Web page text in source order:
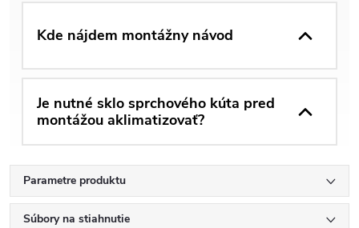
Kde nájdem montážny návod
Je nutné sklo sprchového kúta pred
montážou aklimatizovať?
Parametre produktu
Súbory na stiahnutie